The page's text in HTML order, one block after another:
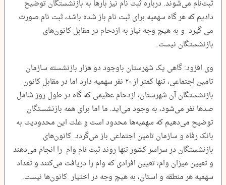
ثبت‌نام می‌شوند. درباره ثبت نام نیز بارها به بازنشستگان توضیح
دادیم که هر گاه سهمیه برای ثبت نام باز شده باشد، ثبت نام صورت
می گیرد و به هیچ وجه نیاز به ازدحام در مقابل کانون‌های
بازنشستگان نیست.
وی افزود: گاهی یک شهرستان باوجود دو هزار بازنشسته سازمان
تامین اجتماعی، تنها کمتر از ۲۰ نفر سهمیه دارد اما در مقابل کانون
بازنشستگان آن شهرستان، ازدحام عظیمی که گاه در طول روز شامل
صدها نفر می‌شود، به وجود می‌آید. ما اما برای همه بازنشستگان
توضیح می‌دهیم که سهمیه‌ها محدود است و علت این محدودیت به
بانک رفاه و سازمان تامین اجتماعی باز می‌گردد. کانون‌های
بازنشستگان در سراسر کشور تنها روند ثبت نام وام را انجام می‌دهند
و تعیین میزان وام، تعیین افرادی که وام را دریافت می‌کنند و تعداد
سهمیه هر منطقه و استان، به هیچ وجه در اختیار کانون‌ها نیست.